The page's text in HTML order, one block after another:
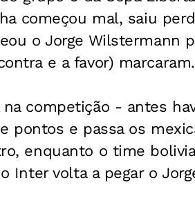
começou mal, saiu
o Jorge Wilstermann
e a favor) marcaram.
competição - antes
pontos e passa os
enquanto o time
Inter volta a pegar o